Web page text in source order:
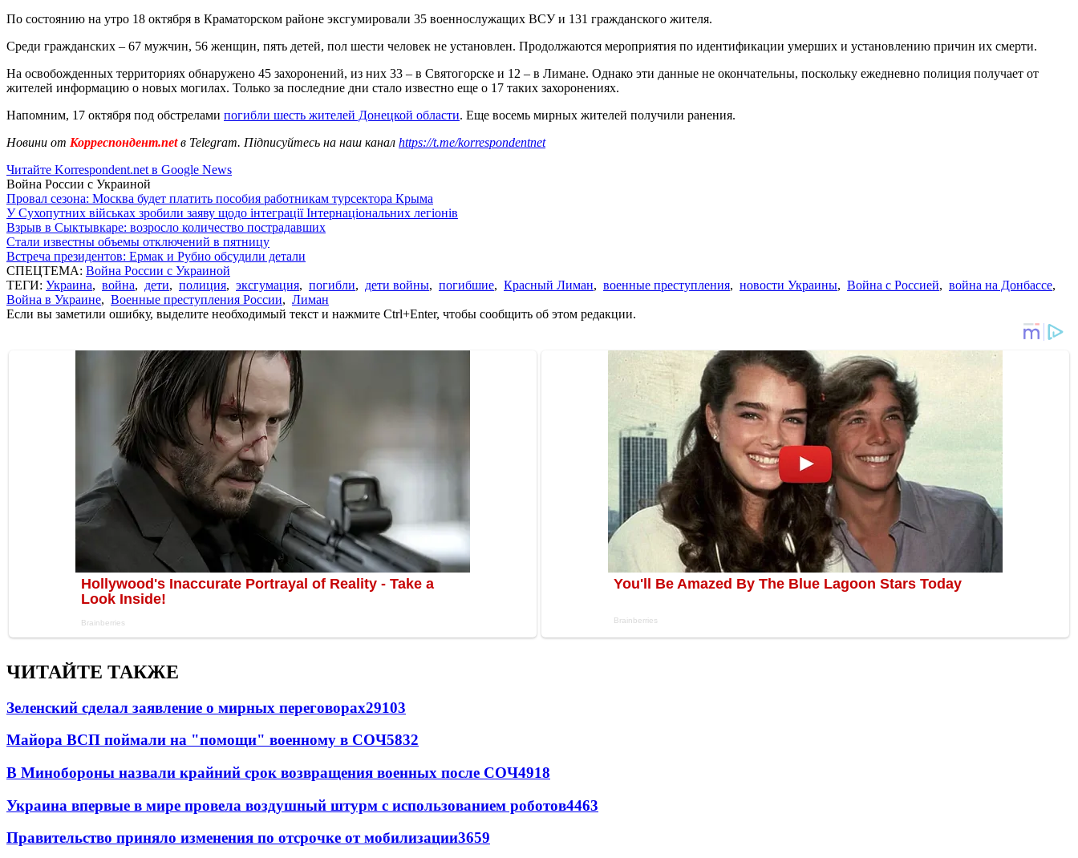
По состоянию на утро 18 октября в Краматорском районе эксгумировали 35 военнослужащих ВСУ и 131 гражданского жителя.
Среди гражданских – 67 мужчин, 56 женщин, пять детей, пол шести человек не установлен. Продолжаются мероприятия по идентификации умерших и установлению причин их смерти.
На освобожденных территориях обнаружено 45 захоронений, из них 33 – в Святогорске и 12 – в Лимане. Однако эти данные не окончательны, поскольку ежедневно полиция получает от
жителей информацию о новых могилах. Только за последние дни стало известно еще о 17 таких захоронениях.
Напомним, 17 октября под обстрелами погибли шесть жителей Донецкой области. Еще восемь мирных жителей получили ранения.
Новини от Корреспондент.netв Telegram. Підписуйтесь на наш канал https://t.me/korrespondentnet
Читайте Korrespondent.net в Google News
Война России с Украиной
Провал сезона: Москва будет платить пособия работникам турсектора Крыма
У Сухопутних військах зробили заяву щодо інтеграції Інтернаціональних легіонів
Взрыв в Сыктывкаре: возросло количество пострадавших
Стали известны объемы отключений в пятницу
Встреча президентов: Ермак и Рубио обсудили детали
СПЕЦТЕМА: Война России с Украиной
ТЕГИ: Украина, война, дети, полиция, эксгумация, погибли, дети войны, погибшие, Красный Лиман, военные преступления, новости Украины, Война с Россией, война на Донбассе,
Война в Украине, Военные преступления России, Лиман
Если вы заметили ошибку, выделите необходимый текст и нажмите Ctrl+Enter, чтобы сообщить об этом редакции.
ЧИТАЙТЕ ТАКЖЕ
Зеленский сделал заявление о мирных переговорах29103
Майора ВСП поймали на "помощи" военному в СОЧ5832
В Минобороны назвали крайний срок возвращения военных после СОЧ4918
Украина впервые в мире провела воздушный штурм с использованием роботов4463
Правительство приняло изменения по отсрочке от мобилизации3659